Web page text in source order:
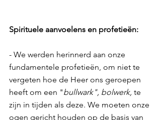
Spirituele aanvoelens en profetieën:
- We werden herinnerd aan onze
fundamentele profetieën, om niet te
vergeten hoe de Heer ons geroepen
heeft om een ​​"bullwark", bolwerk, te
zijn in tijden als deze. We moeten onze
ogen gericht houden op de basis van